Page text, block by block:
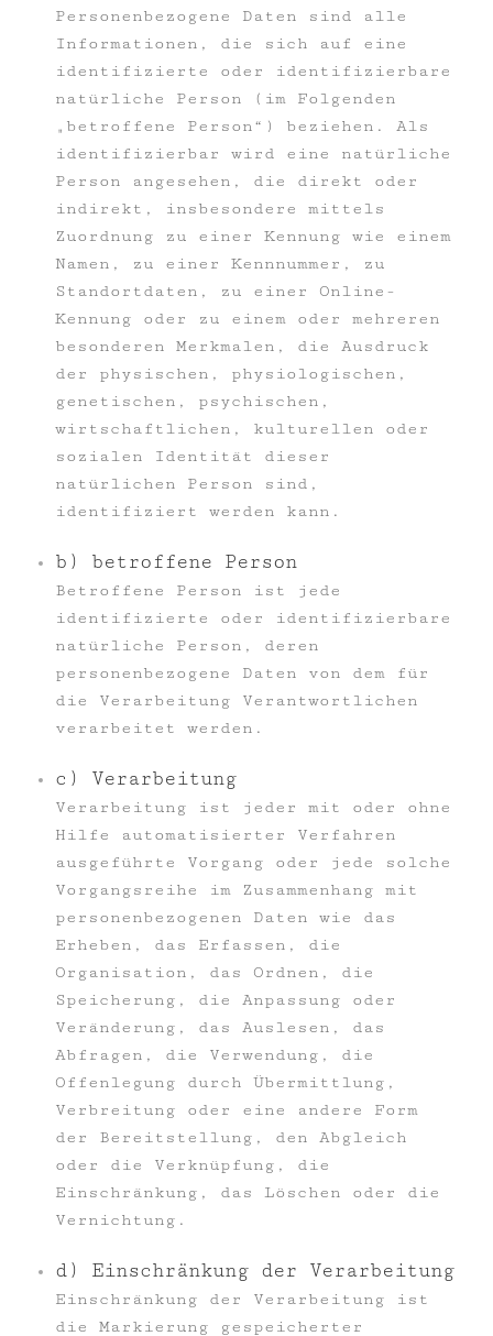
Personenbezogene Daten sind alle
Informationen, die sich auf eine
identifizierte oder identifizierbare
natürliche Person (im Folgenden
„betroffene Person“) beziehen. Als
identifizierbar wird eine natürliche
Person angesehen, die direkt oder
indirekt, insbesondere mittels
Zuordnung zu einer Kennung wie einem
Namen, zu einer Kennnummer, zu
Standortdaten, zu einer Online-
Kennung oder zu einem oder mehreren
besonderen Merkmalen, die Ausdruck
der physischen, physiologischen,
genetischen, psychischen,
wirtschaftlichen, kulturellen oder
sozialen Identität dieser
natürlichen Person sind,
identifiziert werden kann.
b) betroffene Person
Betroffene Person ist jede
identifizierte oder identifizierbare
natürliche Person, deren
personenbezogene Daten von dem für
die Verarbeitung Verantwortlichen
verarbeitet werden.
c) Verarbeitung
Verarbeitung ist jeder mit oder ohne
Hilfe automatisierter Verfahren
ausgeführte Vorgang oder jede solche
Vorgangsreihe im Zusammenhang mit
personenbezogenen Daten wie das
Erheben, das Erfassen, die
Organisation, das Ordnen, die
Speicherung, die Anpassung oder
Veränderung, das Auslesen, das
Abfragen, die Verwendung, die
Offenlegung durch Übermittlung,
Verbreitung oder eine andere Form
der Bereitstellung, den Abgleich
oder die Verknüpfung, die
Einschränkung, das Löschen oder die
Vernichtung.
d) Einschränkung der Verarbeitung
Einschränkung der Verarbeitung ist
die Markierung gespeicherter